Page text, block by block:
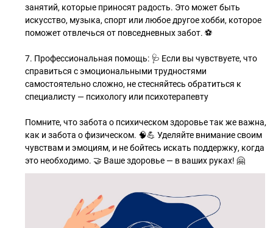
занятий, которые приносят радость. Это может быть
искусство, музыка, спорт или любое другое хобби, которое
поможет отвлечься от повседневных забот. ⚽️
7. Профессиональная помощь: 🩺 Если вы чувствуете, что
справиться с эмоциональными трудностями
самостоятельно сложно, не стесняйтесь обратиться к
специалисту — психологу или психотерапевту
Помните, что забота о психическом здоровье так же важна,
как и забота о физическом. 🧠💪 Уделяйте внимание своим
чувствам и эмоциям, и не бойтесь искать поддержку, когда
это необходимо. 🤝 Ваше здоровье — в ваших руках! 🤗